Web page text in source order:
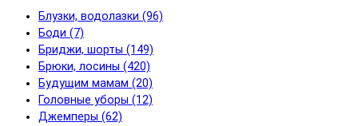
Блузки, водолазки (96)
Боди (7)
Бриджи, шорты (149)
Брюки, лосины (420)
Будущим мамам (20)
Головные уборы (12)
Джемперы (62)